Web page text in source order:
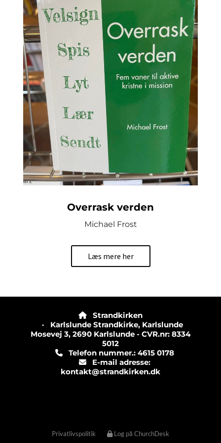
Overrask verden
Michael Frost
Læs mere her

Strandkirken
· Karlslunde Strandkirke, Karlslunde
Mosevej 3, 2690 Karlslunde - CVR.nr: 8334
5012
Telefon nummer.: 4615 0178
E-mail adresse:
kontakt@strandkirken.dk
Privatlivspolitik Log på ChurchDesk